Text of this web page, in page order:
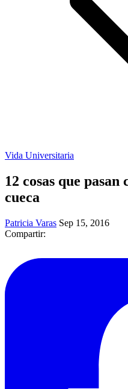
Vida Universitaria
12 cosas que
cueca
Patricia Varas Sep 15, 2016
Compartir: